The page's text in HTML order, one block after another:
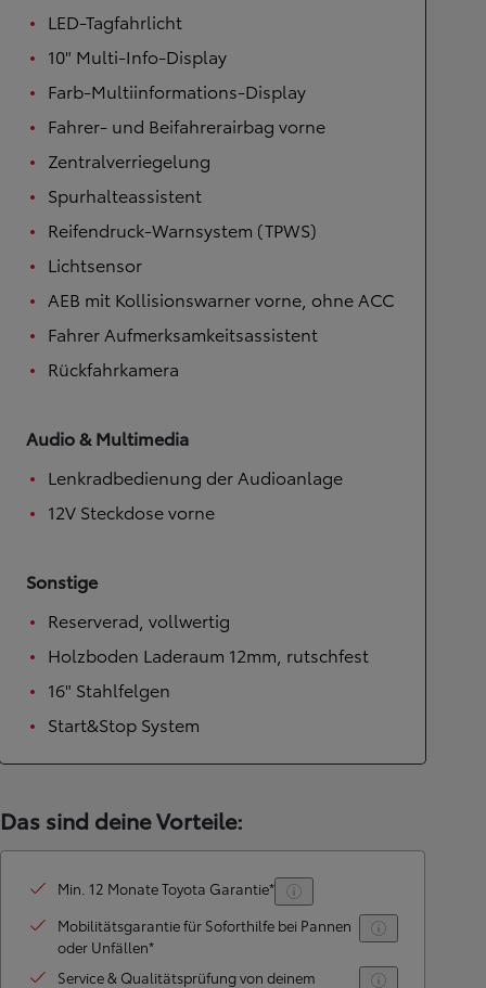
LED-Tagfahrlicht
10" Multi-Info-Display
Farb-Multiinformations-Display
Fahrer- und Beifahrerairbag vorne
Zentralverriegelung
Spurhalteassistent
Reifendruck-Warnsystem (TPWS)
Lichtsensor
AEB mit Kollisionswarner vorne, ohne ACC
Fahrer Aufmerksamkeitsassistent
Rückfahrkamera
Audio & Multimedia
Lenkradbedienung der Audioanlage
12V Steckdose vorne
Sonstige
Reserverad, vollwertig
Holzboden Laderaum 12mm, rutschfest
16" Stahlfelgen
Start&Stop System
Das sind deine Vorteile:
Min. 12 Monate Toyota Garantie*
Mobilitätsgarantie für Soforthilfe bei Pannen
oder Unfällen*
Service & Qualitätsprüfung von deinem